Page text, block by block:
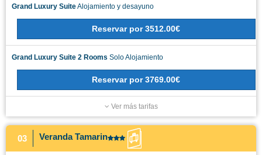
Grand Luxury SuiteAlojamiento y desayuno
Reservar por 3512.00€
Grand Luxury Suite 2 Rooms Solo Alojamiento
Reservar por 3769.00€
Ver más tarifas
03 Veranda Tamarin